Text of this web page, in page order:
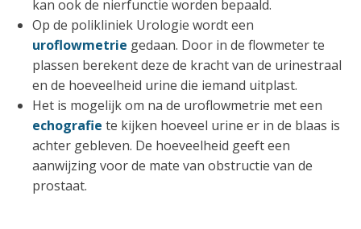
kan ook de nierfunctie worden bepaald.
Op de polikliniek Urologie wordt een
uroflowmetrie gedaan. Door in de flowmeter te
plassen berekent deze de kracht van de urinestraal
en de hoeveelheid urine die iemand uitplast.
Het is mogelijk om na de uroflowmetrie met een
echografie te kijken hoeveel urine er in de blaas is
achter gebleven. De hoeveelheid geeft een
aanwijzing voor de mate van obstructie van de
prostaat.